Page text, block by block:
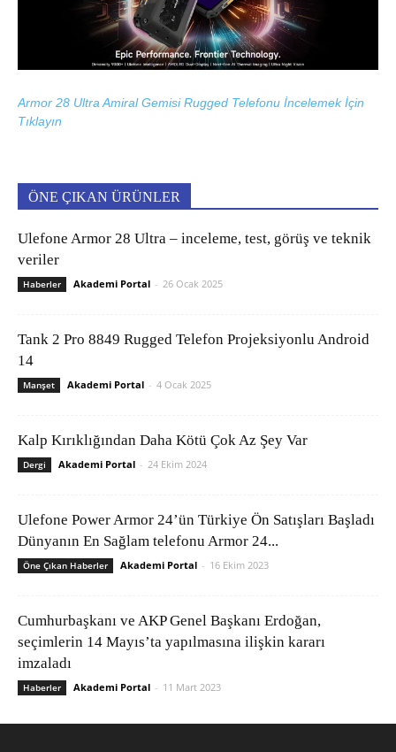
Armor 28 Ultra Amiral Gemisi Rugged Telefonu İncelemek İçin
Tıklayın
ÖNE ÇIKAN ÜRÜNLER
Ulefone Armor 28 Ultra – inceleme, test, görüş ve teknik
veriler
Haberler Akademi Portal - 26 Ocak 2025
Tank 2 Pro 8849 Rugged Telefon Projeksiyonlu Android
14
Manşet Akademi Portal - 4 Ocak 2025
Kalp Kırıklığından Daha Kötü Çok Az Şey Var
Dergi Akademi Portal - 24 Ekim 2024
Ulefone Power Armor 24’ün Türkiye Ön Satışları Başladı
Dünyanın En Sağlam telefonu Armor 24...
Öne Çıkan Haberler Akademi Portal - 16 Ekim 2023
Cumhurbaşkanı ve AKP Genel Başkanı Erdoğan,
seçimlerin 14 Mayıs’ta yapılmasına ilişkin kararı
imzaladı
Haberler Akademi Portal - 11 Mart 2023